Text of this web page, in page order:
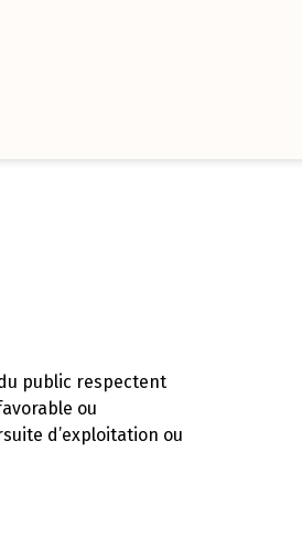
public respectent
ou
d’exploitation ou